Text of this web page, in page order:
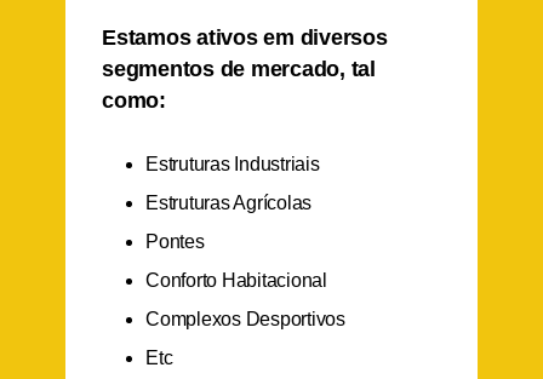
Estamos ativos em diversos
segmentos de mercado, tal
como:
Estruturas Industriais
Estruturas Agrícolas
Pontes
Conforto Habitacional
Complexos Desportivos
Etc